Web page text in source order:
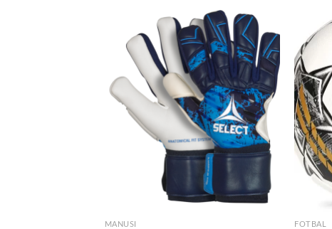
Add to
wishlist
MANUSI FOTBAL